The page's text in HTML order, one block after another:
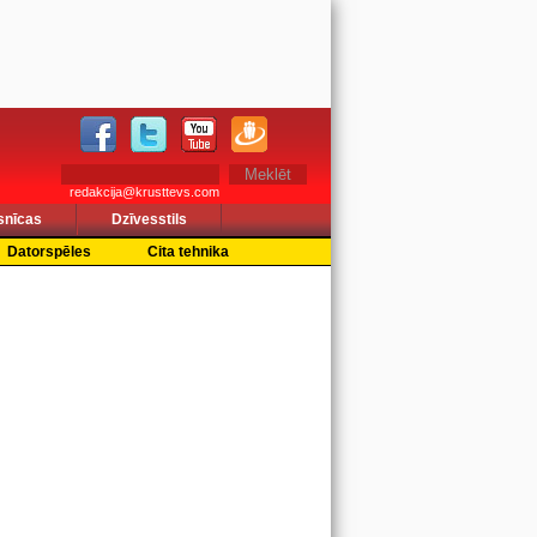
redakcija@krusttevs.com
Dzīvesstils
Datorspēles
Cita tehnika